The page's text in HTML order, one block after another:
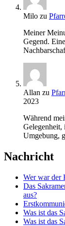
Milo zu
Meiner
Gegend.
Allan zu
2023
Während
Gelegenheit,
Umgebung,
Nachricht
Wer war der
Das
aus?
Was ist das
Was ist das